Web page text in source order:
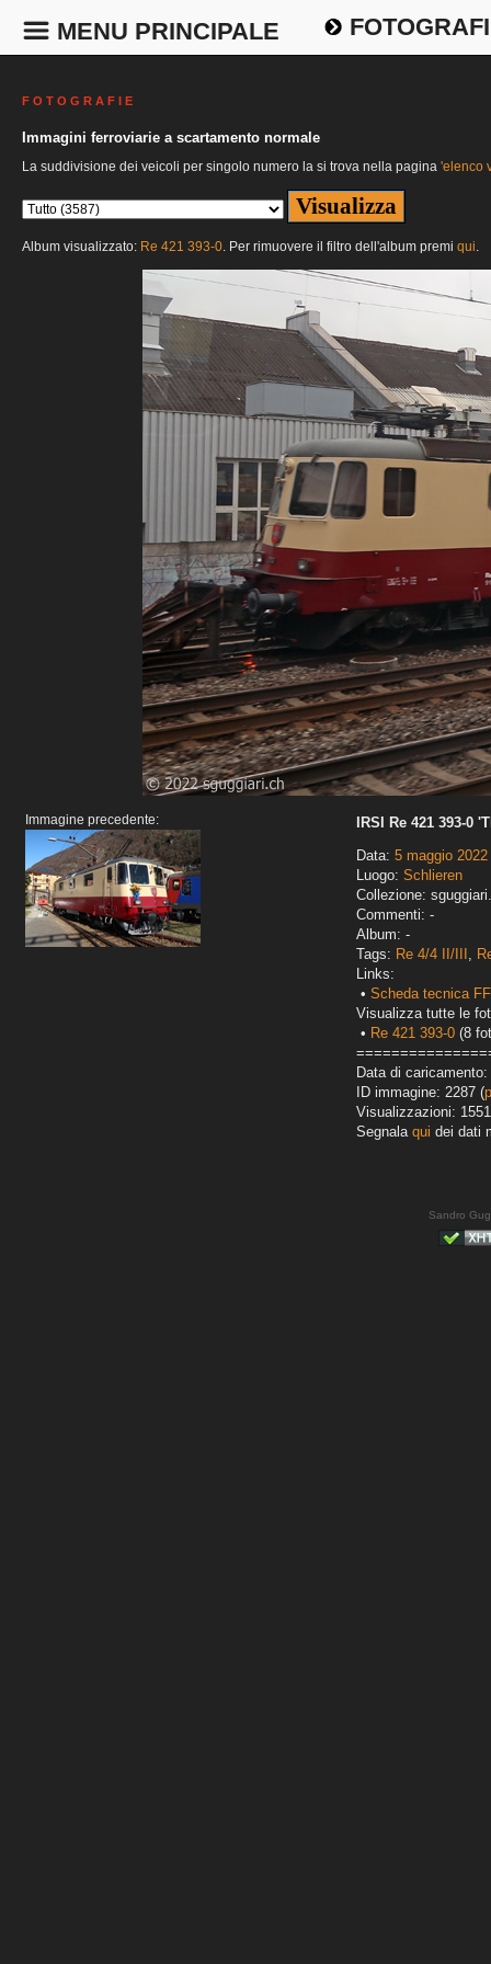
MENU PRINCIPALE
F O T O G R A F I E
Immagini ferroviarie a scartamento normale
La suddivisione dei veicoli per singolo numero la si trova nella pagina 'elenco
Album visualizzato: Re 421 393-0. Per rimuovere il filtro dell'album premi qui.
Immagine precedente:
IRSI Re 421 393-0
Data: 5 maggio 2022
Luogo: Schlieren
Collezione:
Commenti: -
Album: -
Tags: Re 4/4 II/III ,
Links:
• Scheda tecnica
Visualizza tutte le
• Re 421 393-0 (8
Data di
ID immagine: 2287 (
Visualizzazioni: 1551
Segnala qui dei dati
Sandro